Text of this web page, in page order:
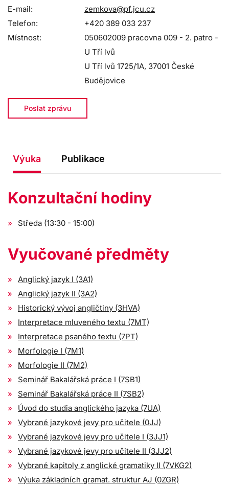
E-mail:
zemkova@pf.jcu.cz
Telefon:
+420 389 033 237
Místnost:
050602009 pracovna 009 - 2. patro -
U Tří lvů
U Tří lvů 1725/1A, 37001 České
Budějovice
Poslat zprávu
Výuka Publikace
Konzultační hodiny
Středa (13:30 - 15:00)
Vyučované předměty
Anglický jazyk I (3A1)
Anglický jazyk II (3A2)
Historický vývoj angličtiny (3HVA)
Interpretace mluveného textu (7MT)
Interpretace psaného textu (7PT)
Morfologie I (7M1)
Morfologie II (7M2)
Seminář Bakalářská práce I (7SB1)
Seminář Bakalářská práce II (7SB2)
Úvod do studia anglického jazyka (7UA)
Vybrané jazykové jevy pro učitele (0JJ)
Vybrané jazykové jevy pro učitele I (3JJ1)
Vybrané jazykové jevy pro učitele II (3JJ2)
Vybrané kapitoly z anglické gramatiky II (7VKG2)
Výuka základních gramat. struktur AJ (0ZGR)